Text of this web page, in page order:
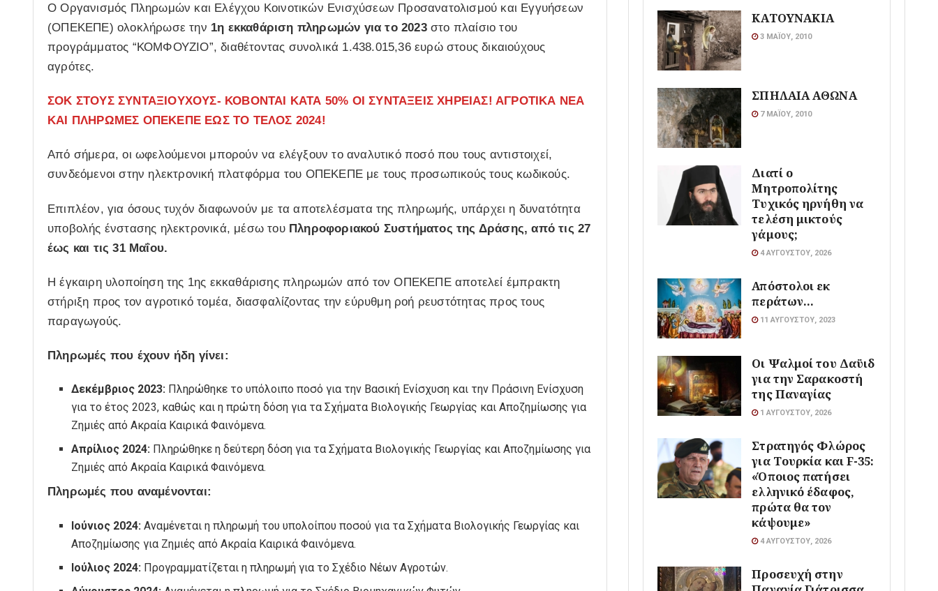
Ο Οργανισμός Πληρωμών και Ελέγχου Κοινοτικών Ενισχύσεων Προσανατολισμού και Εγγυήσεων
(ΟΠΕΚΕΠΕ) ολοκλήρωσε την 1η εκκαθάριση πληρωμών για το 2023στο πλαίσιο του
προγράμματος “ΚΟΜΦΟΥΖΙΟ”, διαθέτοντας συνολικά 1.438.015,36 ευρώ στους δικαιούχους
αγρότες.
ΣΟΚ ΣΤΟΥΣ ΣΥΝΤΑΞΙΟΥΧΟΥΣ- ΚΟΒΟΝΤΑΙ ΚΑΤΑ 50% ΟΙ ΣΥΝΤΑΞΕΙΣ ΧΗΡΕΙΑΣ! ΑΓΡΟΤΙΚΑ ΝΕΑ
ΚΑΙ ΠΛΗΡΩΜΕΣ ΟΠΕΚΕΠΕ ΕΩΣ ΤΟ ΤΕΛΟΣ 2024!
Από σήμερα, οι ωφελούμενοι μπορούν να ελέγξουν το αναλυτικό ποσό που τους αντιστοιχεί,
συνδεόμενοι στην ηλεκτρονική πλατφόρμα του ΟΠΕΚΕΠΕ με τους προσωπικούς τους κωδικούς.
Επιπλέον, για όσους τυχόν διαφωνούν με τα αποτελέσματα της πληρωμής, υπάρχει η δυνατότητα
υποβολής ένστασης ηλεκτρονικά, μέσω τουΠληροφοριακού Συστήματος της Δράσης, από τις 27
έως και τις 31 Μαΐου.
Η έγκαιρη υλοποίηση της 1ης εκκαθάρισης πληρωμών από τον ΟΠΕΚΕΠΕ αποτελεί έμπρακτη
στήριξη προς τον αγροτικό τομέα, διασφαλίζοντας την εύρυθμη ροή ρευστότητας προς τους
παραγωγούς.
Πληρωμές που έχουν ήδη γίνει:
Δεκέμβριος 2023: Πληρώθηκε το υπόλοιπο ποσό για την Βασική Ενίσχυση και την Πράσινη Ενίσχυση
για το έτος 2023, καθώς και η πρώτη δόση για τα Σχήματα Βιολογικής Γεωργίας και Αποζημίωσης για
Ζημιές από Ακραία Καιρικά Φαινόμενα.
Απρίλιος 2024: Πληρώθηκε η δεύτερη δόση για τα Σχήματα Βιολογικής Γεωργίας και Αποζημίωσης για
Ζημιές από Ακραία Καιρικά Φαινόμενα.
Πληρωμές που αναμένονται:
Ιούνιος 2024: Αναμένεται η πληρωμή του υπολοίπου ποσού για τα Σχήματα Βιολογικής Γεωργίας και
Αποζημίωσης για Ζημιές από Ακραία Καιρικά Φαινόμενα.
Ιούλιος 2024: Προγραμματίζεται η πληρωμή για το Σχέδιο Νέων Αγροτών.
ΚΑΤΟΥΝΑΚΙΑ
3 ΜΑΪ́ΟΥ, 2010
ΣΠΗΛΑΙΑ ΑΘΩΝΑ
7 ΜΑΪ́ΟΥ, 2010
Διατί ο
Μητροπολίτης
Τυχικός ηρνήθη να
τελέση μικτούς
γάμους;
4 ΑΥΓΟΎΣΤΟΥ, 2026
Απόστολοι εκ
περάτων…
11 ΑΥΓΟΎΣΤΟΥ, 2023
Οι Ψαλμοί του Δαϋιδ
για την Σαρακοστή
της Παναγίας
1 ΑΥΓΟΎΣΤΟΥ, 2026
Στρατηγός Φλώρος
για Τουρκία και F-35:
«Όποιος πατήσει
ελληνικό έδαφος,
πρώτα θα τον
κάψουμε»
4 ΑΥΓΟΎΣΤΟΥ, 2026
Προσευχή στην